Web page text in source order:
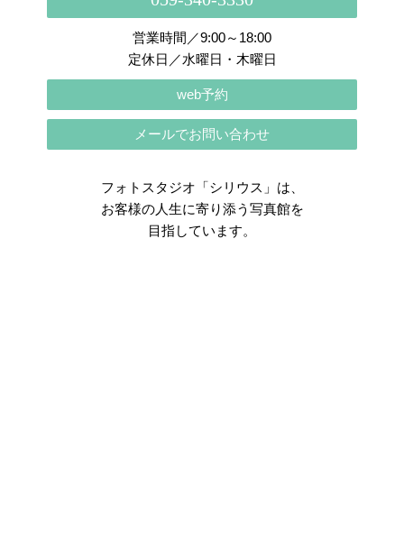
営業時間／9:00～18:00
定休日／水曜日・木曜日
web予約
メールでお問い合わせ
フォトスタジオ「シリウス」は、
お客様の人生に寄り添う写真館を
目指しています。